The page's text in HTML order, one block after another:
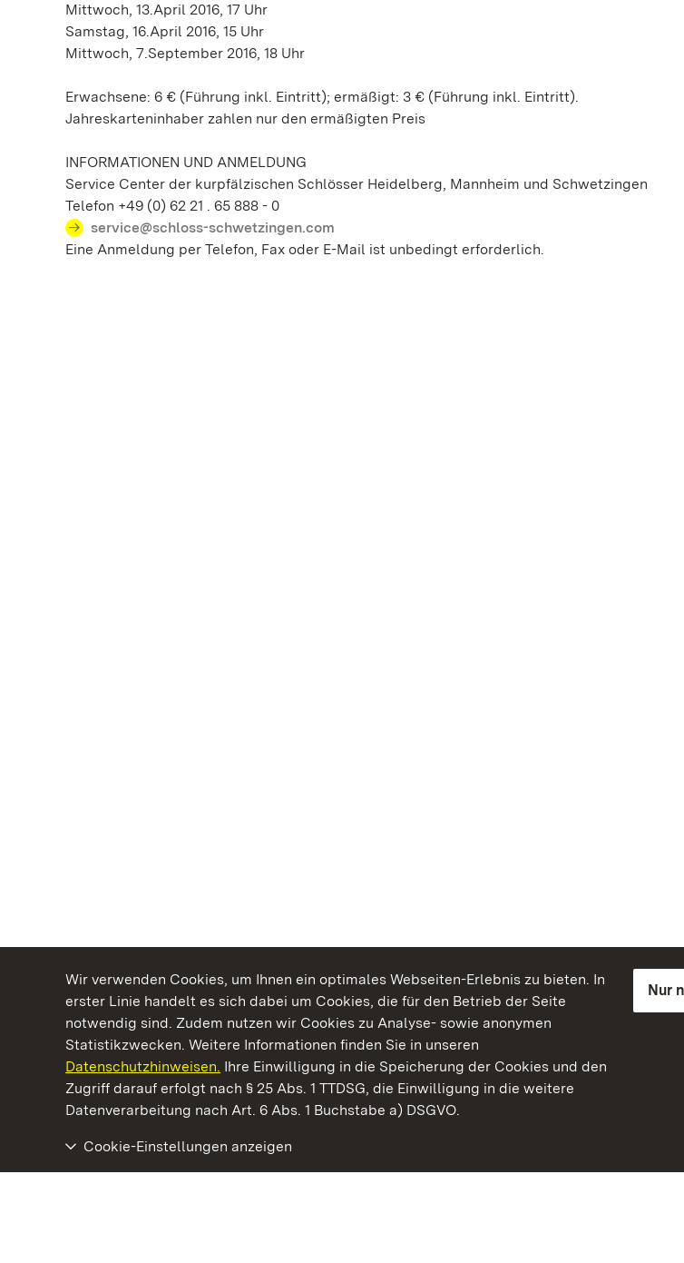
Wir verwenden Cookies, um Ihnen ein optimales Webseiten-Erlebnis zu bieten. In
erster Linie handelt es sich dabei um Cookies, die für den Betrieb der Seite
notwendig sind. Zudem nutzen wir Cookies zu Analyse- sowie anonymen
Statistikzwecken. Weitere Informationen finden Sie in unseren
Datenschutzhinweisen. Ihre Einwilligung in die Speicherung der Cookies und den
Zugriff darauf erfolgt nach § 25 Abs. 1 TTDSG, die Einwilligung in die weitere
Datenverarbeitung nach Art. 6 Abs. 1 Buchstabe a) DSGVO.
Nur
Cookie-Einstellungen anzeigen
Mittwoch, 13.April 2016, 17 Uhr
Samstag, 16.April 2016, 15 Uhr
Mittwoch, 7.September 2016, 18 Uhr
Erwachsene: 6 € (Führung inkl. Eintritt); ermäßigt: 3 € (Führung inkl. Eintritt).
Jahreskarteninhaber zahlen nur den ermäßigten Preis
INFORMATIONEN UND ANMELDUNG
Service Center der kurpfälzischen Schlösser Heidelberg, Mannheim und Schwetzingen
Telefon +49 (0) 62 21 . 65 888 - 0
service@schloss-schwetzingen.com
Eine Anmeldung per Telefon, Fax oder E-Mail ist unbedingt erforderlich.
Kommen. Staunen. Genießen.